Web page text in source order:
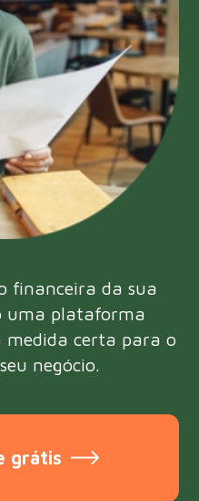
financeira da sua
uma plataforma
certa para o
negócio.
grátis